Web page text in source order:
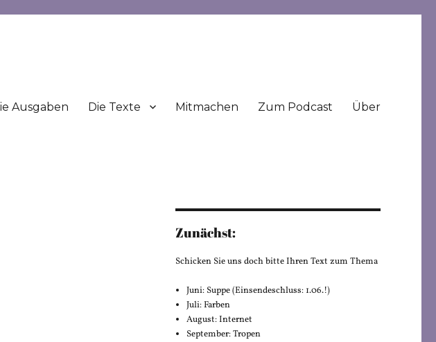
Ausgaben Die Texte Mitmachen Zum Podcast Über
Zunächst:
Schicken Sie uns doch bitte Ihren Text zum Thema
Juni: Suppe (Einsendeschluss: 1.06.!)
Juli: Farben
August: Internet
September: Tropen